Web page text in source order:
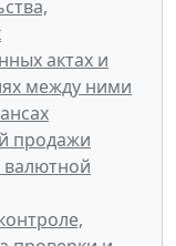
актах и
между ними
продажи
валютной